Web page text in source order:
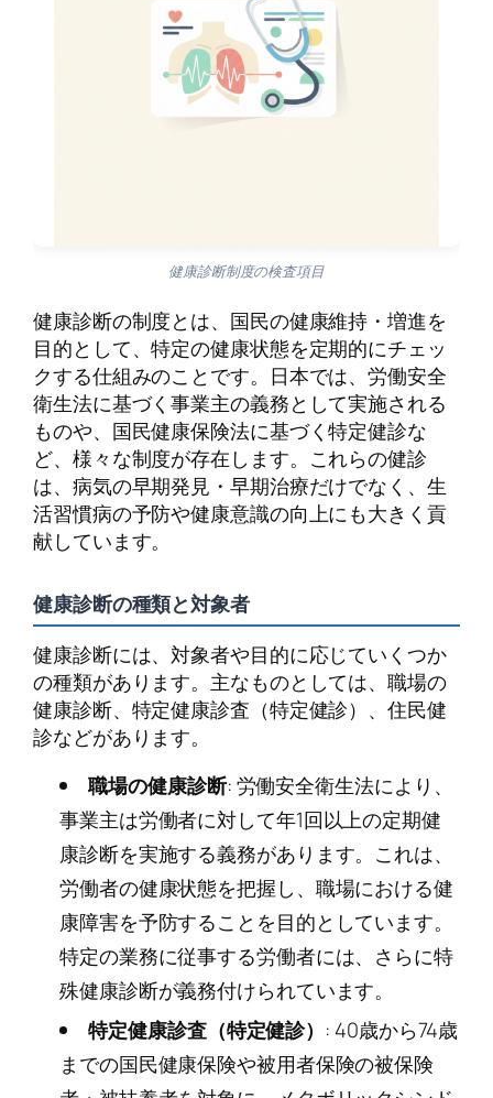
健康診断制度の検査項目
健康診断の制度とは、国民の健康維持・増進を
目的として、特定の健康状態を定期的にチェッ
クする仕組みのことです。日本では、労働安全
衛生法に基づく事業主の義務として実施される
ものや、国民健康保険法に基づく特定健診な
ど、様々な制度が存在します。これらの健診
は、病気の早期発見・早期治療だけでなく、生
活習慣病の予防や健康意識の向上にも大きく貢
献しています。
健康診断の種類と対象者
健康診断には、対象者や目的に応じていくつか
の種類があります。主なものとしては、職場の
健康診断、特定健康診査（特定健診）、住民健
診などがあります。
職場の健康診断: 労働安全衛生法により、
事業主は労働者に対して年1回以上の定期健
康診断を実施する義務があります。これは、
労働者の健康状態を把握し、職場における健
康障害を予防することを目的としています。
特定の業務に従事する労働者には、さらに特
殊健康診断が義務付けられています。
特定健康診査（特定健診） : 40歳から74歳
までの国民健康保険や被用者保険の被保険